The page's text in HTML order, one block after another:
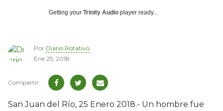
Getting your Trinity Audio player ready...
Por Diario Rotativo
Ene 25, 2018
San Juan del Río, 25 Enero 2018.- Un hombre fue